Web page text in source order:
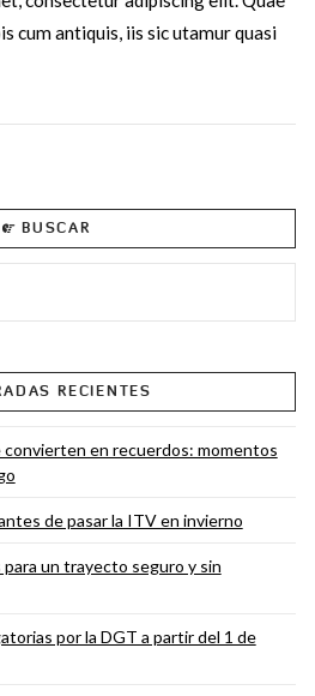
cum antiquis, iis sic utamur quasi
BUSCAR
RECIENTES
convierten en recuerdos: momentos
de pasar la ITV en invierno
un trayecto seguro y sin
por la DGT a partir del 1 de